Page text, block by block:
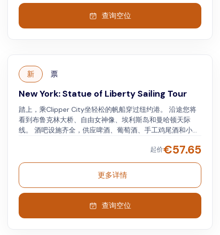
查询空位
新 票
New York: Statue of Liberty Sailing Tour
踏上，乘Clipper City坐轻松的帆船穿过纽约港。 沿途您将
看到布鲁克林大桥、自由女神像、埃利斯岛和曼哈顿天际
线。 酒吧设施齐全，供应啤酒、葡萄酒、手工鸡尾酒和小
起价€57.65
更多详情
查询空位